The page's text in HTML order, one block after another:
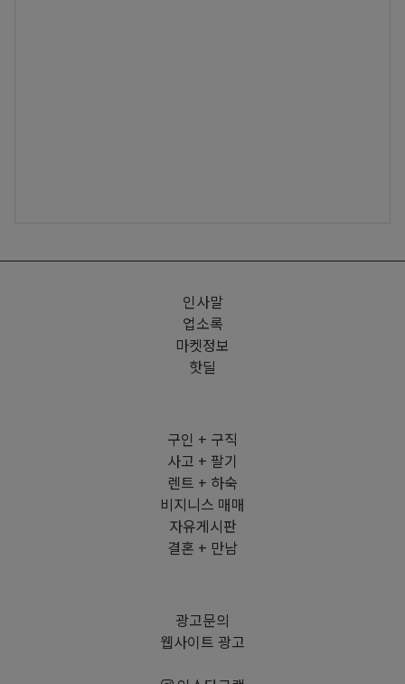
인사말
업소록
마켓정보
핫딜
구인 + 구직
사고 + 팔기
렌트 + 하숙
비지니스 매매
자유게시판
결혼 + 만남
광고문의
웹사이트 광고